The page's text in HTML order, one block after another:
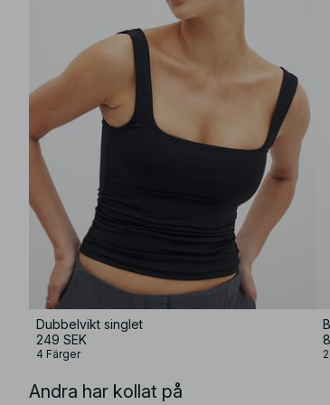
Dubbelvikt singlet
249 SEK
4 Färger
Andra har kollat på